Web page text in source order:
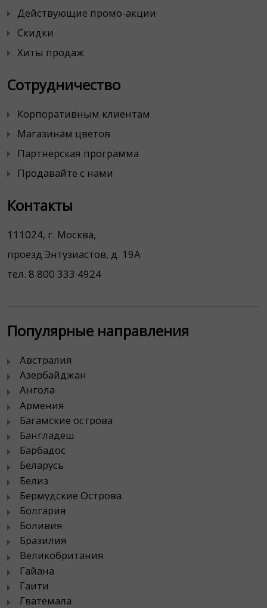
Действующие промо-акции
Скидки
Хиты продаж
Сотрудничество
Корпоративным клиентам
Магазинам цветов
Партнерская программа
Продавайте с нами
Контакты
111024, г. Москва,
проезд Энтузиастов, д. 19А
тел. 8 800 333 4924
Популярные направления
Австралия
Азербайджан
Ангола
Армения
Багамские острова
Бангладеш
Барбадос
Беларусь
Белиз
Бермудские Острова
Болгария
Боливия
Бразилия
Великобритания
Гайана
Гаити
Гватемала